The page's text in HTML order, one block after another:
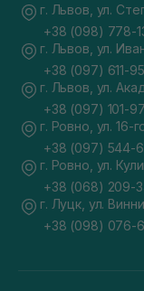
г. Львов, ул.
+38 (098) 778-
г. Львов, ул.
+38 (097) 611-
г. Львов, ул.
+38 (097) 101-
г. Ровно, ул. 16-
+38 (097) 544-
г. Ровно, ул.
+38 (068) 209-
г. Луцк, ул.
+38 (098) 076-